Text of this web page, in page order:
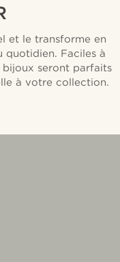
et le transforme en
quotidien. Faciles à
bijoux seront parfaits
à votre collection.